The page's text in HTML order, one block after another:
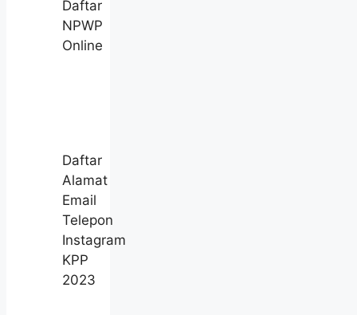
Daftar
NPWP
Online
Daftar
Alamat
Email
Telepon
Instagram
KPP
2023